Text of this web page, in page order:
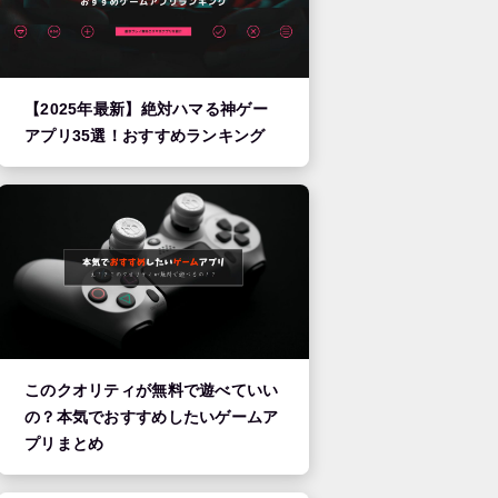
【2025年最新】絶対ハマる神ゲー
アプリ35選！おすすめランキング
このクオリティが無料で遊べていい
の？本気でおすすめしたいゲームア
プリまとめ